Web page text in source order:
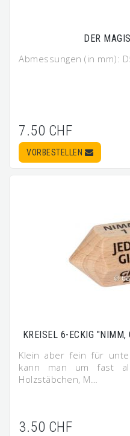
DER
Abmessungen (in mm):
7.50 CHF
VORBESTELLEN
KREISEL 6-ECKIG
Klein aber fein für
kann man um fast
Holzstäbchen, M…
3.50 CHF